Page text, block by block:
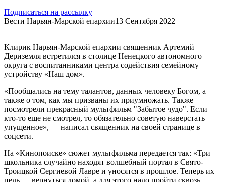
Подписаться на рассылку
Вести Нарьян-Марской епархии13 Сентября 2022
Клирик Нарьян-Марской епархии священник Артемий
Дериземля встретился в столице Ненецкого автономного
округа с воспитанниками центра содействия семейному
устройству «Наш дом».
«Пообщались на тему талантов, данных человеку Богом, а
также о том, как мы призваны их приумножать. Также
посмотрели прекрасный мультфильм "Забытое чудо". Если
кто-то еще не смотрел, то обязательно советую наверстать
упущенное», — написал священник на своей странице в
соцсети.
На «Кинопоиске» сюжет мультфильма передается так: «Три
школьника случайно находят волшебный портал в Свято-
Троицкой Сергиевой Лавре и уносятся в прошлое. Теперь их
цель — вернуться домой, а для этого надо пройти сквозь